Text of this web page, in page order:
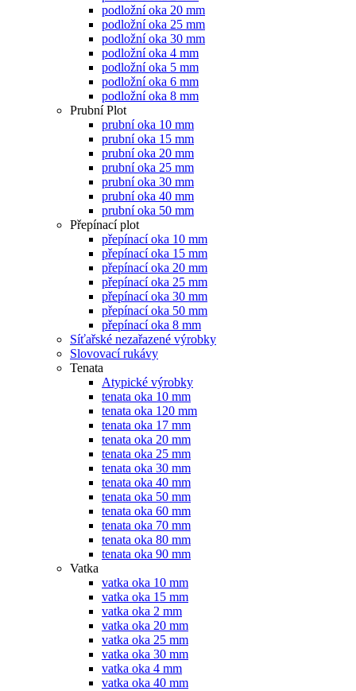
podložní oka 20 mm
podložní oka 25 mm
podložní oka 30 mm
podložní oka 4 mm
podložní oka 5 mm
podložní oka 6 mm
podložní oka 8 mm
Prubní Plot
prubní oka 10 mm
prubní oka 15 mm
prubní oka 20 mm
prubní oka 25 mm
prubní oka 30 mm
prubní oka 40 mm
prubní oka 50 mm
Přepínací plot
přepínací oka 10 mm
přepínací oka 15 mm
přepínací oka 20 mm
přepínací oka 25 mm
přepínací oka 30 mm
přepínací oka 50 mm
přepínací oka 8 mm
Síťařské nezařazené výrobky
Slovovací rukávy
Tenata
Atypické výrobky
tenata oka 10 mm
tenata oka 120 mm
tenata oka 17 mm
tenata oka 20 mm
tenata oka 25 mm
tenata oka 30 mm
tenata oka 40 mm
tenata oka 50 mm
tenata oka 60 mm
tenata oka 70 mm
tenata oka 80 mm
tenata oka 90 mm
Vatka
vatka oka 10 mm
vatka oka 15 mm
vatka oka 2 mm
vatka oka 20 mm
vatka oka 25 mm
vatka oka 30 mm
vatka oka 4 mm
vatka oka 40 mm